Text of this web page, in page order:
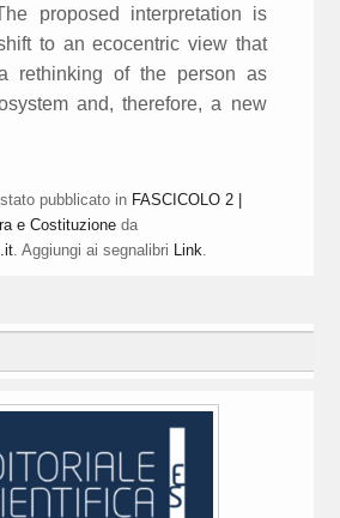
proposed interpretation is
to an ecocentric view that
rethinking of the person as
and, therefore, a new
pubblicato in FASCICOLO 2 |
e Costituzione da
. Aggiungi ai segnalibri Link